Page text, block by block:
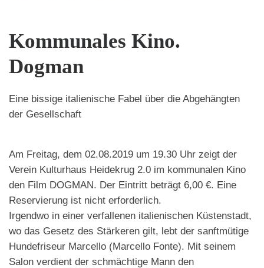
Kommunales Kino.
Dogman
Eine bissige italienische Fabel über die Abgehängten
der Gesellschaft
Am Freitag, dem 02.08.2019 um 19.30 Uhr zeigt der
Verein Kulturhaus Heidekrug 2.0 im kommunalen Kino
den Film DOGMAN. Der Eintritt beträgt 6,00 €. Eine
Reservierung ist nicht erforderlich.
Irgendwo in einer verfallenen italienischen Küstenstadt,
wo das Gesetz des Stärkeren gilt, lebt der sanftmütige
Hundefriseur Marcello (Marcello Fonte). Mit seinem
Salon verdient der schmächtige Mann den